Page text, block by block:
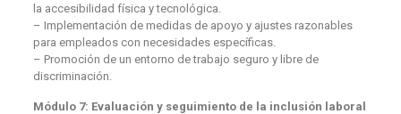
la accesibilidad física y tecnológica.
– Implementación de medidas de apoyo y ajustes razonables
para empleados con necesidades específicas.
– Promoción de un entorno de trabajo seguro y libre de
discriminación.
Módulo 7: Evaluación y seguimiento de la inclusión laboral